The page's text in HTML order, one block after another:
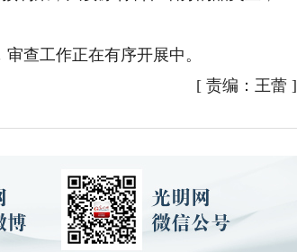
查工作正在有序开展中。
[ 责编：王蕾]